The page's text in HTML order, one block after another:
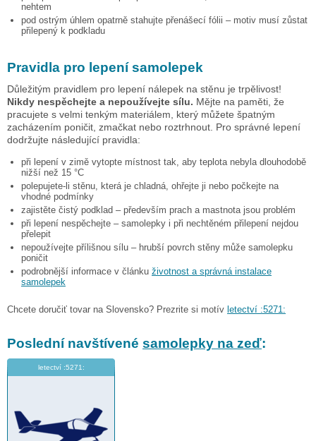
nehtem
pod ostrým úhlem opatrně stahujte přenášecí fólii – motiv musí zůstat
přilepený k podkladu
Pravidla pro lepení samolepek
Důležitým pravidlem pro lepení nálepek na stěnu je trpělivost!
Nikdy nespěchejte a nepoužívejte sílu. Mějte na paměti, že
pracujete s velmi tenkým materiálem, který můžete špatným
zacházením poničit, zmačkat nebo roztrhnout. Pro správné lepení
dodržujte následující pravidla:
při lepení v zimě vytopte místnost tak, aby teplota nebyla dlouhodobě
nižší než 15 °C
polepujete-li stěnu, která je chladná, ohřejte ji nebo počkejte na
vhodné podmínky
zajistěte čistý podklad – především prach a mastnota jsou problém
při lepení nespěchejte – samolepky i při nechtěném přilepení nejdou
přelepit
nepoužívejte přílišnou sílu – hrubší povrch stěny může samolepku
poničit
podrobnější informace v článku životnost a správná instalace
samolepek
Chcete doručiť tovar na Slovensko? Prezrite si motív letectví :5271:
Poslední navštívené samolepky na zeď:
letectví :5271: